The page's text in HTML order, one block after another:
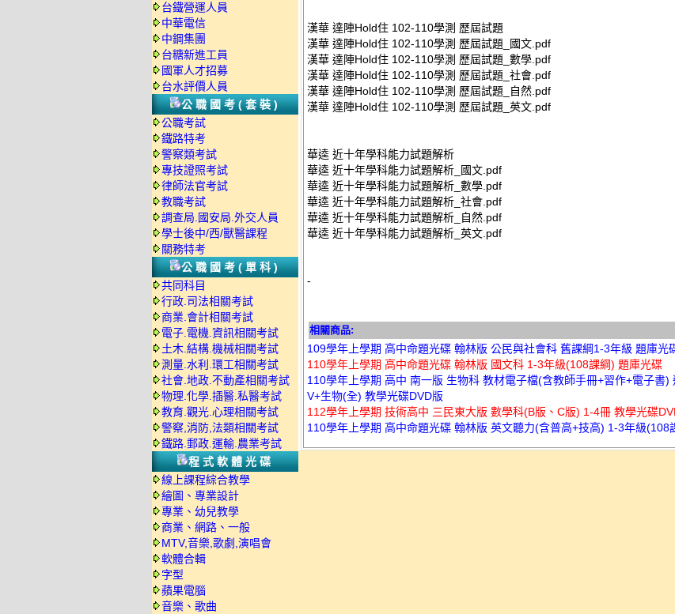
台鐵營運人員
中華電信
中鋼集團
台糖新進工員
國軍人才招募
台水評價人員
公職國考(套裝)
公職考試
鐵路特考
警察類考試
專技證照考試
律師法官考試
教職考試
調查局.國安局.外交人員
學士後中/西/獸醫課程
關務特考
公職國考(單科)
共同科目
行政.司法相關考試
商業.會計相關考試
電子.電機.資訊相關考試
土木.結構.機械相關考試
測量.水利.環工相關考試
社會.地政.不動產相關考試
物理.化學.插醫.私醫考試
教育.觀光.心理相關考試
警察,消防,法類相關考試
鐵路.郵政.運輸.農業考試
程式軟體光碟
線上課程綜合教學
繪圖、專業設計
專業、幼兒教學
商業、網路、一般
MTV,音樂,歌劇,演唱會
軟體合輯
字型
蘋果電腦
音樂、歌曲
漢華 達陣Hold住 102-110學測 歷屆試題
漢華 達陣Hold住 102-110學測 歷屆試題_國文.pdf
漢華 達陣Hold住 102-110學測 歷屆試題_數學.pdf
漢華 達陣Hold住 102-110學測 歷屆試題_社會.pdf
漢華 達陣Hold住 102-110學測 歷屆試題_自然.pdf
漢華 達陣Hold住 102-110學測 歷屆試題_英文.pdf
華逵 近十年學科能力試題解析
華逵 近十年學科能力試題解析_國文.pdf
華逵 近十年學科能力試題解析_數學.pdf
華逵 近十年學科能力試題解析_社會.pdf
華逵 近十年學科能力試題解析_自然.pdf
華逵 近十年學科能力試題解析_英文.pdf
-
相關商品:
109學年上學期 高中命題光碟 翰林版 公民與社會科 舊課綱1-3年級 題庫光
110學年上學期 高中命題光碟 翰林版 國文科 1-3年級(108課綱) 題庫光碟
110學年上學期 高中 南一版 生物科 教材電子檔(含教師手冊+習作+電子
V+生物(全) 教學光碟DVD版
112學年上學期 技術高中 三民東大版 數學科(B版、C版) 1-4冊 教學光碟
110學年上學期 高中命題光碟 翰林版 英文聽力(含普高+技高) 1-3年級(108